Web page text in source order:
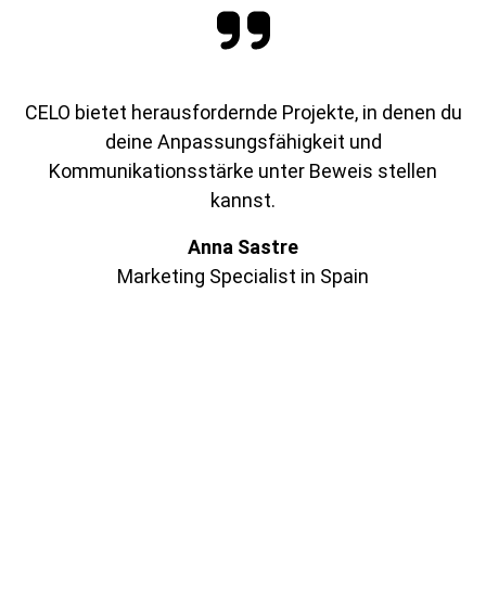
CELO bietet herausfordernde Projekte, in denen du
deine Anpassungsfähigkeit und
Kommunikationsstärke unter Beweis stellen
kannst.
Anna Sastre
Marketing Specialist in Spain